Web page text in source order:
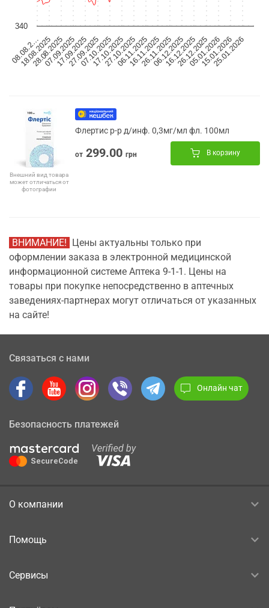
08.08.2…
18.08.2025
28.08.2025
07.09.2025
17.09.2025
27.09.2025
07.10.2025
17.10.2025
27.10.2025
06.11.2025
16.11.2025
26.11.2025
06.12.2025
16.12.2025
26.12.2025
05.01.2026
15.01.2026
25.01.2026
340
Внешний вид товара
может отличаться от
фотографии
Флертис р-р д/инф. 0,3мг/мл фл. 100мл
от 299.00 грн В корзину
ВНИМАНИЕ! Цены актуальны только при
оформлении заказа в электронной медицинской
информационной системе Аптека 9-1-1. Цены на
товары при покупке непосредственно в аптечных
заведениях-партнерах могут отличаться от указанных
на сайте!
Связаться с нами
Онлайн чат
Безопасность платежей
О компании
Помощь
Сервисы